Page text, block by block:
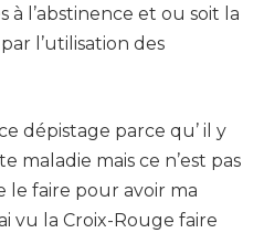
à l’abstinence et ou soit la
l’utilisation des
dépistage parce qu’ il y
maladie mais ce n’est pas
le faire pour avoir ma
vu la Croix-Rouge faire